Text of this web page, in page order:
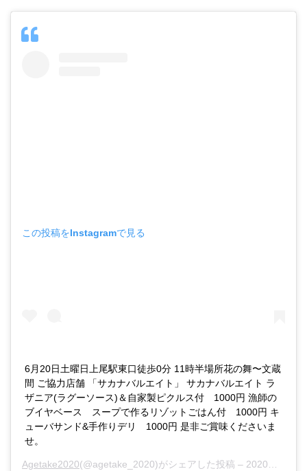
この投稿をInstagramで見る
6月20日土曜日上尾駅東口徒歩0分 11時半場所花の舞〜文蔵
間 ご協力店舗 「サカナバルエイト」 サカナバルエイト ラ
ザニア(ラグーソース)＆自家製ピクルス付 1000円 漁師の
ブイヤベース スープで作るリゾットごはん付 1000円 キ
ューバサンド&手作りデリ 1000円 是非ご賞味くださいま
せ。
Agetake2020(@agetake_2020)がシェアした投稿 – 2020年 6月月19日午前2時14分PDT